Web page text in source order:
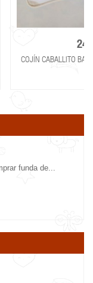
COJÍN CABALLITO
funda de...